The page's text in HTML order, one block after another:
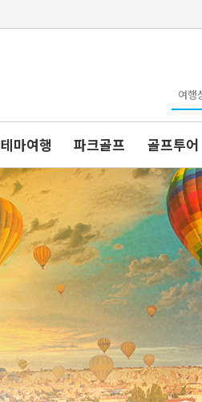
테마여행 파크골프 골프투어